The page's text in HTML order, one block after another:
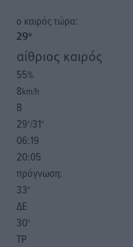
o καιρός τώρα:
29°
αίθριος καιρός
55%
8km/h
Β
29°/31°
06:19
20:05
πρόγνωση:
33°
ΔΕ
30°
ΤΡ